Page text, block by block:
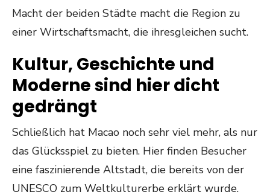
Macht der beiden Städte macht die Region zu
einer Wirtschaftsmacht, die ihresgleichen sucht.
Kultur, Geschichte und
Moderne sind hier dicht
gedrängt
Schließlich hat Macao noch sehr viel mehr, als nur
das Glücksspiel zu bieten. Hier finden Besucher
eine faszinierende Altstadt, die bereits von der
UNESCO zum Weltkulturerbe erklärt wurde.